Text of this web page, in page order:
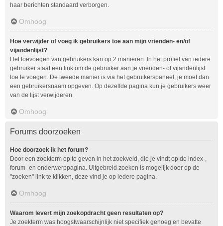
haar berichten standaard verborgen.
Omhoog
Hoe verwijder of voeg ik gebruikers toe aan mijn vrienden- en/of
vijandenlijst?
Het toevoegen van gebruikers kan op 2 manieren. In het profiel van iedere
gebruiker staat een link om de gebruiker aan je vrienden- of vijandenlijst
toe te voegen. De tweede manier is via het gebruikerspaneel, je moet dan
een gebruikersnaam opgeven. Op dezelfde pagina kun je gebruikers weer
van de lijst verwijderen.
Omhoog
Forums doorzoeken
Hoe doorzoek ik het forum?
Door een zoekterm op te geven in het zoekveld, die je vindt op de index-,
forum- en onderwerppagina. Uitgebreid zoeken is mogelijk door op de
"zoeken" link te klikken, deze vind je op iedere pagina.
Omhoog
Waarom levert mijn zoekopdracht geen resultaten op?
Je zoekterm was hoogstwaarschijnlijk niet specifiek genoeg en bevatte